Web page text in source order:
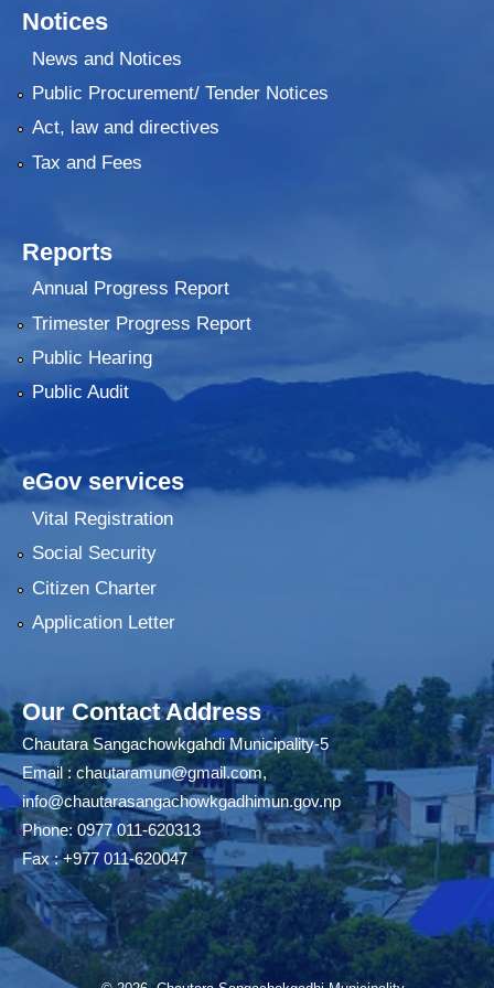
Notices
News and Notices
Public Procurement/ Tender Notices
Act, law and directives
Tax and Fees
Reports
Annual Progress Report
Trimester Progress Report
Public Hearing
Public Audit
eGov services
Vital Registration
Social Security
Citizen Charter
Application Letter
Our Contact Address
Chautara Sangachowkgahdi Municipality-5
Email :chautaramun@gmail.com,
info@chautarasangachowkgadhimun.gov.np
Phone: 0977 011-620313
Fax : +977 011-620047